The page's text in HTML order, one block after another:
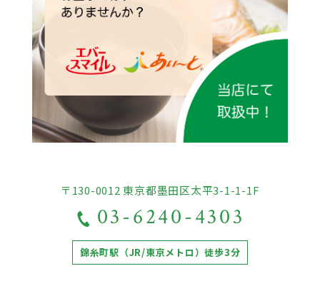
〒130-0012 東京都墨田区太平3-1-1-1F
03-6240-4303
錦糸町駅（JR/東京メトロ）徒歩3分